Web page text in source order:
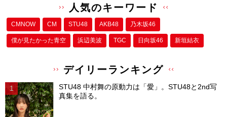
人気のキーワード
CMNOW CM STU48 AKB48 乃木坂46
僕が⾒たかった⻘空 浜辺美波 TGC 日向坂46 新垣結衣
デイリーランキング
STU48 中村舞の原動力は「愛」。STU48と2nd写
真集を語る。